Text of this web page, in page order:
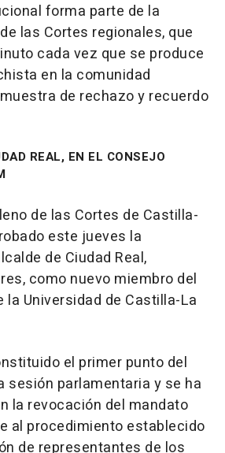
forma parte de la
las Cortes regionales, que
cada vez que se produce
en la comunidad
de rechazo y recuerdo
REAL, EN EL CONSEJO
de las Cortes de Castilla-
este jueves la
de Ciudad Real,
como nuevo miembro del
la Universidad de Castilla-La
el primer punto del
sesión parlamentaria y se ha
la revocación del mandato
al procedimiento establecido
de representantes de los